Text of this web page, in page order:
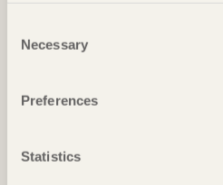
Selection
Necessary
Preferences
Statistics
NOTERAT
Hus för Marebito